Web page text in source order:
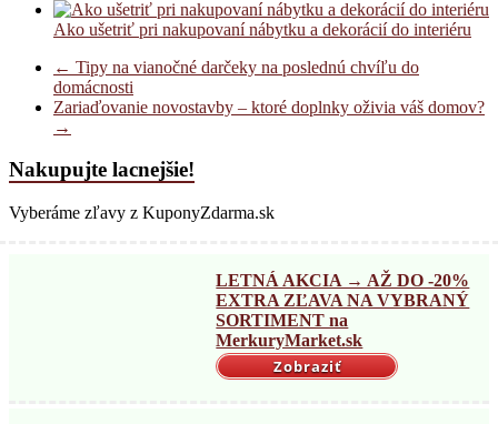
Ako ušetriť pri nakupovaní nábytku a dekorácií do interiéru
← Tipy na vianočné darčeky na poslednú chvíľu do
domácnosti
Zariaďovanie novostavby – ktoré doplnky oživia váš domov?
→
Nakupujte lacnejšie!
Vyberáme zľavy z KuponyZdarma.sk
LETNÁ AKCIA → AŽ DO -20%
EXTRA ZĽAVA NA VYBRANÝ
SORTIMENT na
MerkuryMarket.sk
Zobraziť